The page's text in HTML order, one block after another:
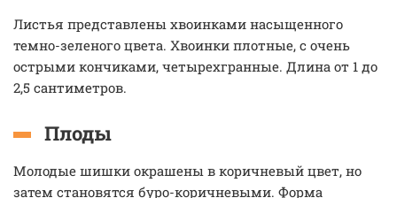
Листья представлены хвоинками насыщенного
темно-зеленого цвета. Хвоинки плотные, с очень
острыми кончиками, четырехгранные. Длина от 1 до
2,5 сантиметров.
Плоды
Молодые шишки окрашены в коричневый цвет, но
затем становятся буро-коричневыми. Форма